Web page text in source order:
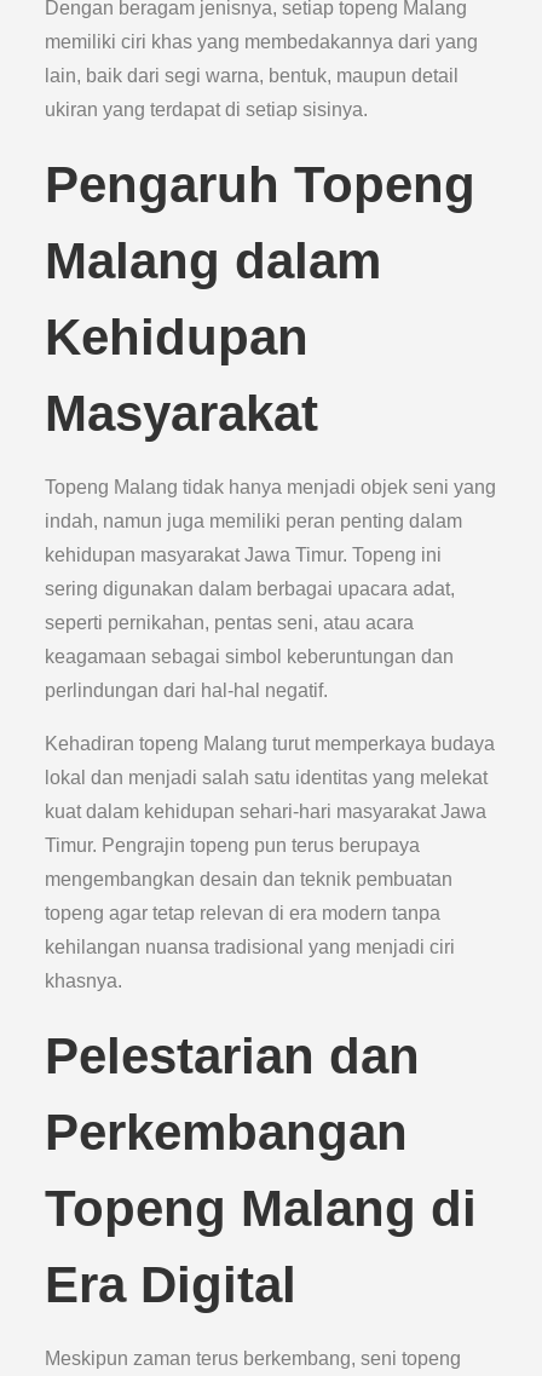
Dengan beragam jenisnya, setiap topeng Malang
memiliki ciri khas yang membedakannya dari yang
lain, baik dari segi warna, bentuk, maupun detail
ukiran yang terdapat di setiap sisinya.
Pengaruh Topeng
Malang dalam
Kehidupan
Masyarakat
Topeng Malang tidak hanya menjadi objek seni yang
indah, namun juga memiliki peran penting dalam
kehidupan masyarakat Jawa Timur. Topeng ini
sering digunakan dalam berbagai upacara adat,
seperti pernikahan, pentas seni, atau acara
keagamaan sebagai simbol keberuntungan dan
perlindungan dari hal-hal negatif.
Kehadiran topeng Malang turut memperkaya budaya
lokal dan menjadi salah satu identitas yang melekat
kuat dalam kehidupan sehari-hari masyarakat Jawa
Timur. Pengrajin topeng pun terus berupaya
mengembangkan desain dan teknik pembuatan
topeng agar tetap relevan di era modern tanpa
kehilangan nuansa tradisional yang menjadi ciri
khasnya.
Pelestarian dan
Perkembangan
Topeng Malang di
Era Digital
Meskipun zaman terus berkembang, seni topeng